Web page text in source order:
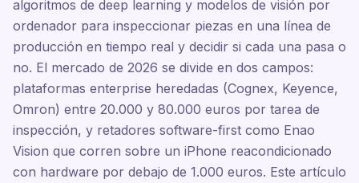
algoritmos de deep learning y modelos de visión por
ordenador para inspeccionar piezas en una línea de
producción en tiempo real y decidir si cada una pasa o
no. El mercado de 2026 se divide en dos campos:
plataformas enterprise heredadas (Cognex, Keyence,
Omron) entre 20.000 y 80.000 euros por tarea de
inspección, y retadores software-first como Enao
Vision que corren sobre un iPhone reacondicionado
con hardware por debajo de 1.000 euros. Este artículo